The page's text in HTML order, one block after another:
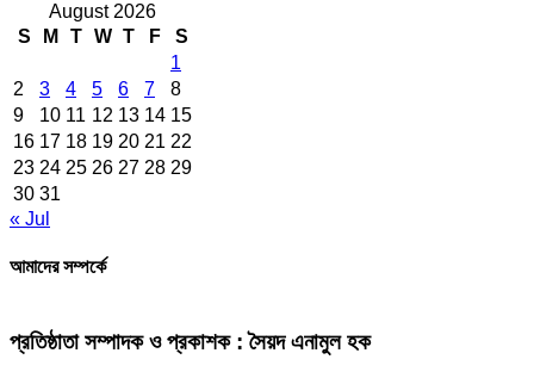
August 2026
S
M T W T F
S
1
2
3 4 5 6 7
8
9
10 11 12 13 14 15
16 17 18 19 20 21 22
23 24 25 26 27 28 29
30 31
« Jul
আমাদের সম্পর্কে
প্রতিষ্ঠাতা সম্পাদক ও প্রকাশক : সৈয়দ এনামুল হক